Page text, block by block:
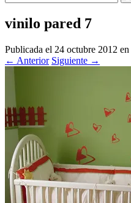
vinilo pared 7
Publicada el 24 octubre 2012 en
← Anterior Siguiente →